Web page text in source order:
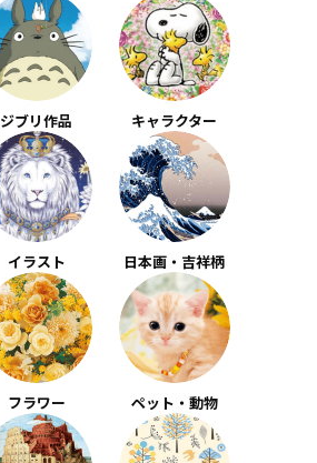
ジブリ作品 キャラクター
イラスト 日本画・吉祥柄
フラワー ペット・動物